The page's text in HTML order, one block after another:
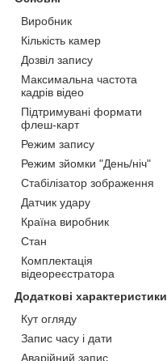
Виробник
Кількість камер
Дозвіл запису
Максимальна частота
кадрів відео
Підтримувані формати
флеш-карт
Режим запису
Режим зйомки "День/ніч"
Стабілізатор зображення
Датчик удару
Країна виробник
Стан
Комплектація
відеореєстратора
Додаткові характеристики
Кут огляду
Запис часу і дати
Аварійний запис